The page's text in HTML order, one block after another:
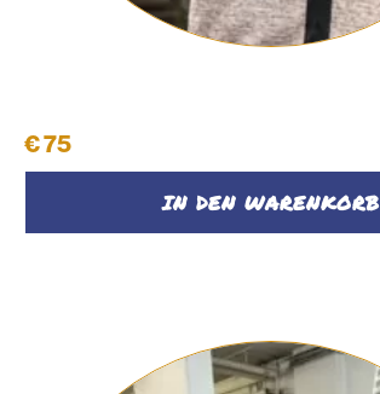
€75
IN DEN WARENKORB